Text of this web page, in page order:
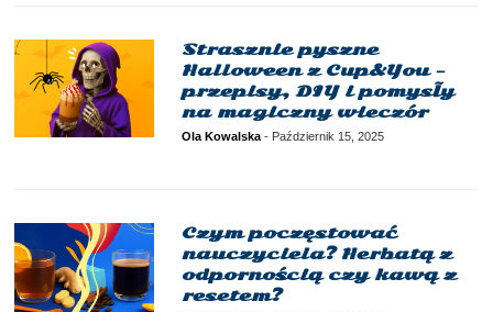
Strasznie pyszne
Halloween z Cup&You –
przepisy, DIY i pomysły
na magiczny wieczór
Ola Kowalska - Październik 15, 2025
Czym poczęstować
nauczyciela? Herbatą z
odpornością czy kawą z
resetem?